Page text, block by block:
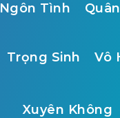
Ngôn Tình
Trọng Sinh Vô
Xuyên Không